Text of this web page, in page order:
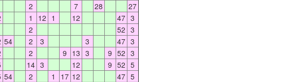
2 7 28
27
1 12 1 12 47 3
2 52 3
54 2 3 3 47 3
2 9 13 3 9 52 3
14 3 12 9 52 5
54 2 1 17 12 47 5